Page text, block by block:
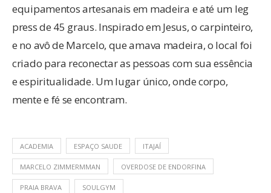
equipamentos artesanais em madeira e até um leg
press de 45 graus. Inspirado em Jesus, o carpinteiro,
e no avô de Marcelo, que amava madeira, o local foi
criado para reconectar as pessoas com sua essência
e espiritualidade. Um lugar único, onde corpo,
mente e fé se encontram.
ACADEMIA ESPAÇO SAUDE ITAJAÍ
MARCELO ZIMMERMMAN OVERDOSE DE ENDORFINA
PRAIA BRAVA SOULGYM